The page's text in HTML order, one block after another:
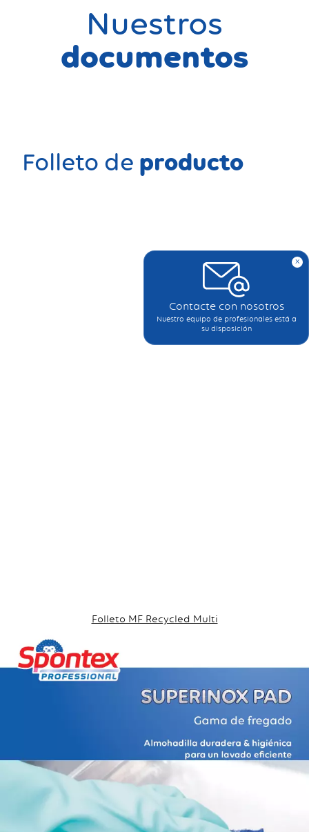
Nuestros
documentos
Folleto de producto
Folleto MF Recycled Multi
x
Contacte con nosotros
Nuestro equipo de profesionales está a
su disposición